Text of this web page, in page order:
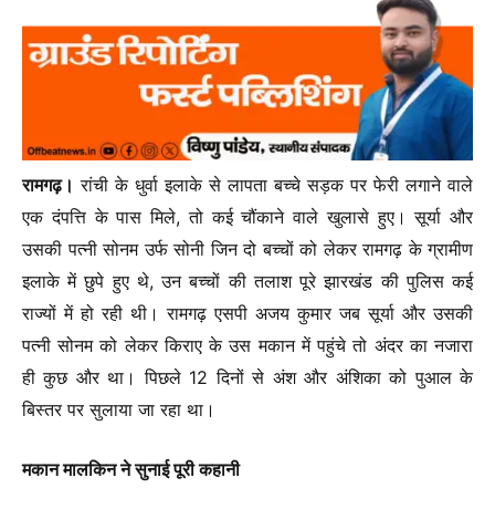
रामगढ़। रांची के धुर्वा इलाके से लापता बच्चे सड़क पर फेरी लगाने वाले
एक दंपत्ति के पास मिले, तो कई चौंकाने वाले खुलासे हुए। सूर्या और
उसकी पत्नी सोनम उर्फ सोनी जिन दो बच्चों को लेकर रामगढ़ के ग्रामीण
इलाके में छुपे हुए थे, उन बच्चों की तलाश पूरे झारखंड की पुलिस कई
राज्यों में हो रही थी। रामगढ़ एसपी अजय कुमार जब सूर्या और उसकी
पत्नी सोनम को लेकर किराए के उस मकान में पहुंचे तो अंदर का नजारा
ही कुछ और था। पिछले 12 दिनों से अंश और अंशिका को पुआल के
बिस्तर पर सुलाया जा रहा था।
मकान मालकिन ने सुनाई पूरी कहानी